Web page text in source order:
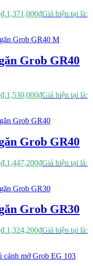
1,371,000₫Giá hiện tại là:
Grob GR40
1,530,000₫Giá hiện tại là:
Grob GR40
1,447,200₫Giá hiện tại là:
Grob GR30
1,324,200₫Giá hiện tại là: